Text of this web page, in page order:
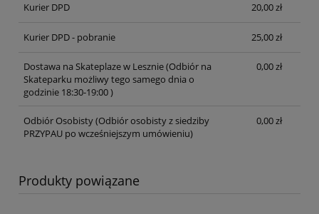
Kurier DPD 20,00 zł
Kurier DPD - pobranie 25,00 zł
Dostawa na Skateplaze w Lesznie(Odbiór na
Skateparku możliwy tego samego dnia o
godzinie 18:30-19:00 )
0,00 zł
Odbiór Osobisty(Odbiór osobisty z siedziby
PRZYPAU po wcześniejszym umówieniu)
0,00 zł
Produkty powiązane